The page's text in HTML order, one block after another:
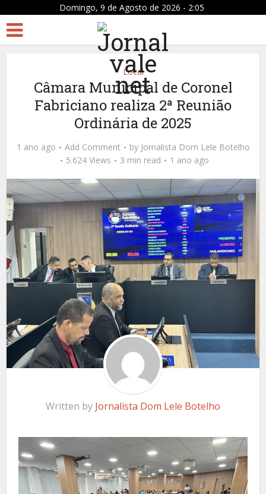
Domingo, 9 de Agosto de 2026 - 2:05
Local
Câmara Municipal de Coronel
Fabriciano realiza 2ª Reunião
Ordinária de 2025
1 ano ago Add Comment by Jornalista Dom Lele Botelho
5.624 Views
3 min read 1 ano ago
Written by Jornalista Dom Lele Botelho